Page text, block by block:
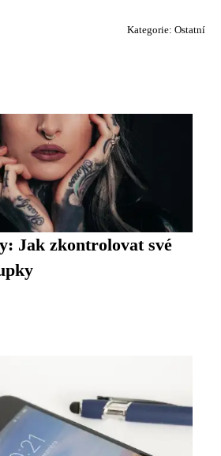
Kategorie: Ostatní
Jak zkontrolovat své